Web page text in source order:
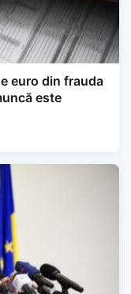
euro din frauda
este